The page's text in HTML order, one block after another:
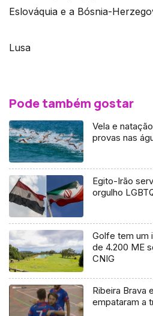
Eslováquia e a Bósnia-
Lusa
Pode também gostar
Vela e
provas nas
Egito-Irão
orgulho
Golfe tem um
de 4.200 ME
CNIG
Ribeira Brava
empataram a